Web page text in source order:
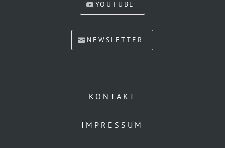
YOUTUBE
NEWSLETTER
KONTAKT
IMPRESSUM